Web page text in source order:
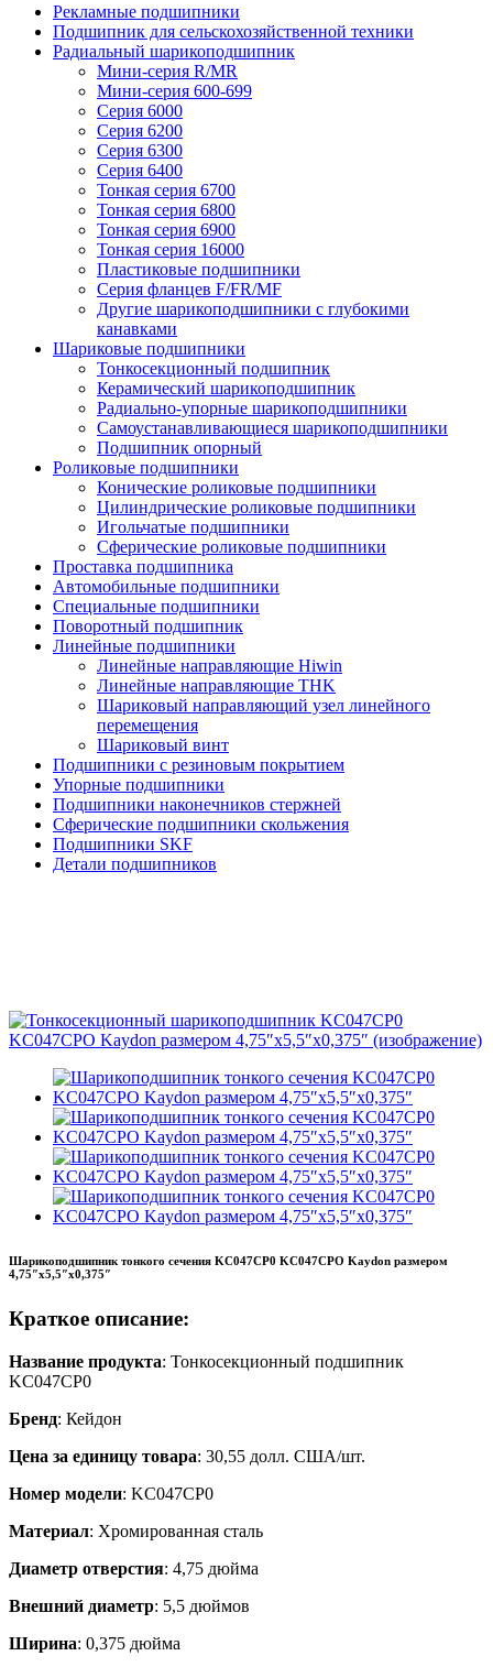
Рекламные подшипники
Подшипник для сельскохозяйственной техники
Радиальный шарикоподшипник
Мини-серия R/MR
Мини-серия 600-699
Серия 6000
Серия 6200
Серия 6300
Серия 6400
Тонкая серия 6700
Тонкая серия 6800
Тонкая серия 6900
Тонкая серия 16000
Пластиковые подшипники
Серия фланцев F/FR/MF
Другие шарикоподшипники с глубокими
канавками
Шариковые подшипники
Тонкосекционный подшипник
Керамический шарикоподшипник
Радиально-упорные шарикоподшипники
Самоустанавливающиеся шарикоподшипники
Подшипник опорный
Роликовые подшипники
Конические роликовые подшипники
Цилиндрические роликовые подшипники
Игольчатые подшипники
Сферические роликовые подшипники
Проставка подшипника
Автомобильные подшипники
Специальные подшипники
Поворотный подшипник
Линейные подшипники
Линейные направляющие Hiwin
Линейные направляющие THK
Шариковый направляющий узел линейного
перемещения
Шариковый винт
Подшипники с резиновым покрытием
Упорные подшипники
Подшипники наконечников стержней
Сферические подшипники скольжения
Подшипники SKF
Детали подшипников
Шарикоподшипник тонкого сечения KC047CP0 KC047CPO Kaydon размером
4,75″x5,5″x0,375″
Краткое описание:
Название продукта: Тонкосекционный подшипник
KC047CP0
Бренд: Кейдон
Цена за единицу товара: 30,55 долл. США/шт.
Номер модели: KC047CP0
Материал: Хромированная сталь
Диаметр отверстия: 4,75 дюйма
Внешний диаметр: 5,5 дюймов
Ширина: 0,375 дюйма